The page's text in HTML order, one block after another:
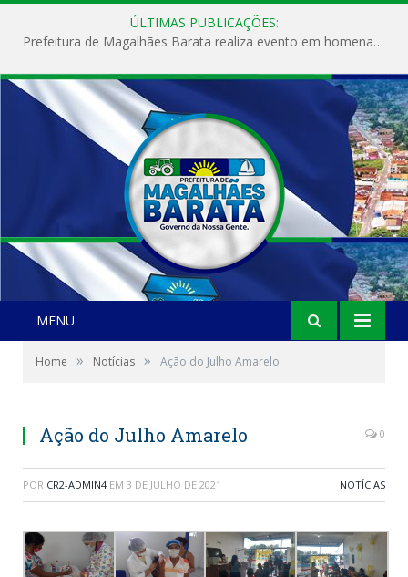
ÚLTIMAS PUBLICAÇÕES:
Prefeitura de Magalhães Barata realiza evento em homenagem ao Dia Internacional da Mulher
MENU
Home » Notícias » Ação do Julho Amarelo
Ação do Julho Amarelo 0
POR CR2-ADMIN4 EM 3 DE JULHO DE 2021 NOTÍCIAS